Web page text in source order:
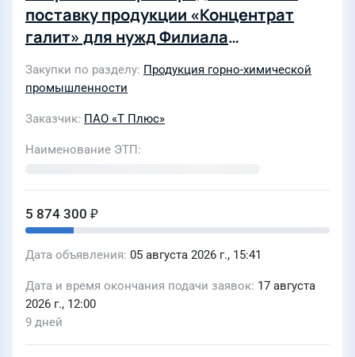
поставку продукции «Концентрат
галит» для нужд Филиала
«Удмуртский» ПАО «Т Плюс».
(4550803)
Закупки по разделу Продукция горно-химической
промышленности
Заказчик ПАО «Т Плюс»
Наименование ЭТП
5 874 300 ₽
Дата объявления 05 августа 2026 г., 15:41
Дата и время окончания подачи заявок 17 августа
2026 г., 12:00
9 дней